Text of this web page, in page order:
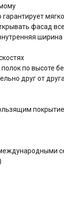
фасад
по высоте
друг от друга